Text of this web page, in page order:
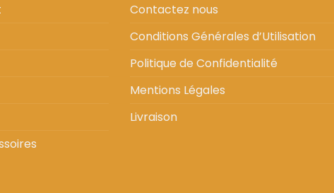
Contactez nous
Conditions Générales d’Utilisation
Politique de Confidentialité
Mentions Légales
Livraison